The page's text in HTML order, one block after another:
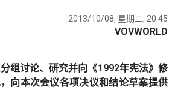
2013/10/08, 星期二, 20:45
VOVWORLD
分组讨论、研究并向《1992年宪法》修
向本次会议各项决议和结论草案提供